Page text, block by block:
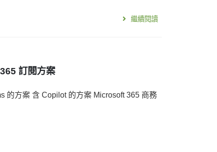
繼續閱讀
訂閱方案
的方案 含 Copilot 的方案 Microsoft 365 商務